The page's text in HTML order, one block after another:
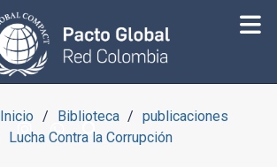
Inicio Biblioteca
publicaciones
Lucha Contra la Corrupción